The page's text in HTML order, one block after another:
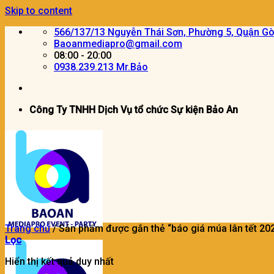
Skip to content
566/137/13 Nguyễn Thái Sơn, Phường 5, Quận
Baoanmediapro@gmail.com
08:00 - 20:00
0938.239.213 Mr.Bảo
Công Ty TNHH Dịch Vụ tổ chức Sự kiện Bảo An
Trang chủ /Sản phẩm được gắn thẻ “báo giá múa lân tết
Lọc
Hiển thị kết quả duy nhất